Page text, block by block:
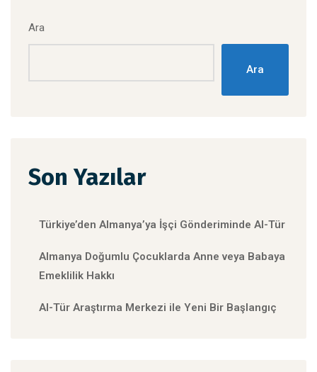
Ara
Ara
Son Yazılar
Türkiye’den Almanya’ya İşçi Gönderiminde Al-Tür
Almanya Doğumlu Çocuklarda Anne veya Babaya
Emeklilik Hakkı
Al-Tür Araştırma Merkezi ile Yeni Bir Başlangıç